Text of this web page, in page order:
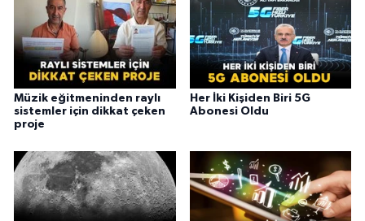
Müzik eğitmeninden raylı
sistemler için dikkat çeken
proje
Her İki Kişiden Biri 5G
Abonesi Oldu